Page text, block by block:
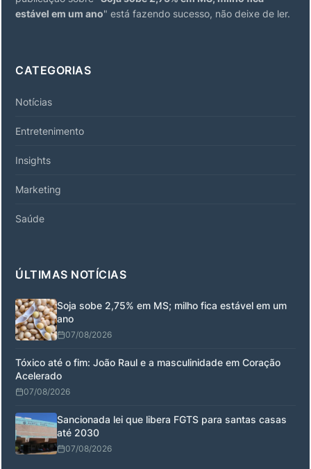
estável em um ano" está fazendo sucesso, não deixe de ler.
CATEGORIAS
Notícias
Entretenimento
Insights
Marketing
Saúde
ÚLTIMAS NOTÍCIAS
Soja sobe 2,75% em MS; milho fica estável em um
ano
07/08/2026
Tóxico até o fim: João Raul e a masculinidade em Coração
Acelerado
07/08/2026
Sancionada lei que libera FGTS para santas casas
até 2030
07/08/2026